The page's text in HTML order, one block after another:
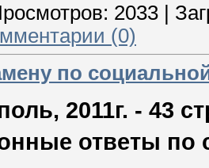
2033
(0)
по
2011г. - 43
ответы по